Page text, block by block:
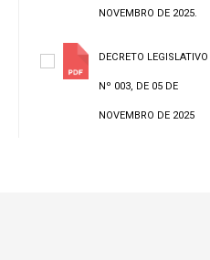
NOVEMBRO DE 2025.
DECRETO LEGISLATIVO
Nº 003, DE 05 DE
NOVEMBRO DE 2025